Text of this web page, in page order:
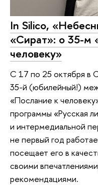
In Silico,
«Сират»: о 35-м
человеку»
С 17 по 25 октября в
35-й (юбилейный!)
«Послание к
программы «Русская
и интермедиальной
не первый год
посещает его в
своими
рекомендациями.